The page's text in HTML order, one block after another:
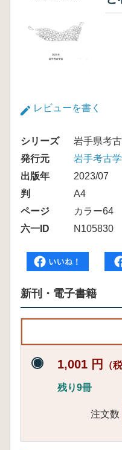
レビューを書く
シリーズ
岩手県考
発行元
岩手考古
出版年
2023/07
判
A4
ページ
カラー64
六一ID
N105830
新刊・電子書籍
1,001 円 （
残り9冊
注文数